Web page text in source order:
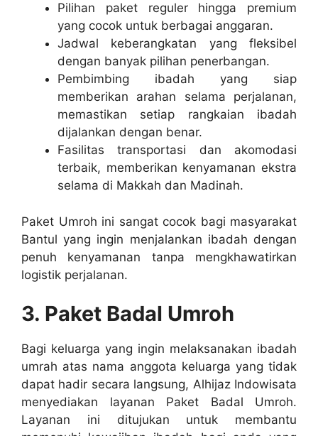
Pilihan paket reguler hingga premium
yang cocok untuk berbagai anggaran.
Jadwal keberangkatan yang fleksibel
dengan banyak pilihan penerbangan.
Pembimbing ibadah yang siap
memberikan arahan selama perjalanan,
memastikan setiap rangkaian ibadah
dijalankan dengan benar.
Fasilitas transportasi dan akomodasi
terbaik, memberikan kenyamanan ekstra
selama di Makkah dan Madinah.
Paket Umroh ini sangat cocok bagi masyarakat
Bantul yang ingin menjalankan ibadah dengan
penuh kenyamanan tanpa mengkhawatirkan
logistik perjalanan.
3. Paket Badal Umroh
Bagi keluarga yang ingin melaksanakan ibadah
umrah atas nama anggota keluarga yang tidak
dapat hadir secara langsung, Alhijaz Indowisata
menyediakan layanan Paket Badal Umroh.
Layanan ini ditujukan untuk membantu